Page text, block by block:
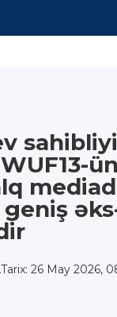
ün
geniş
Tarix: 26 May 2026,